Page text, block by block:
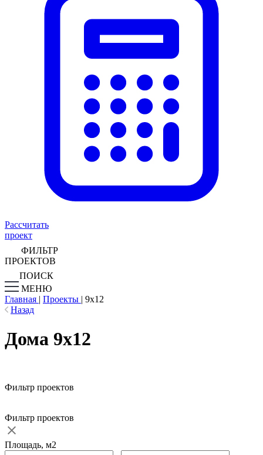
Рассчитать
проект
ФИЛЬТР
ПРОЕКТОВ
ПОИСК
МЕНЮ
Главная | Проекты | 9х12
Назад
Дома 9х12
Фильтр проектов
Фильтр проектов
Площадь, м2